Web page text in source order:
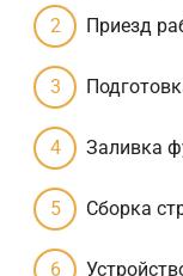
Приезд
Заливка
Сборка